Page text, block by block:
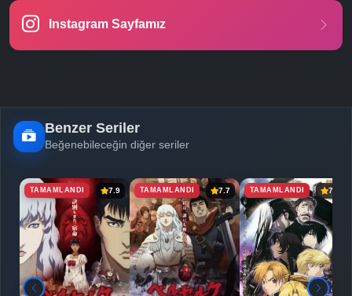
-Bölüm No: 24
Instagram Sayfamız
Benzer Seriler
Beğenebileceğin diğer seriler
TAMAMLANDI 7.9 TAMAMLANDI 7.7 TAMAMLANDI 7.5